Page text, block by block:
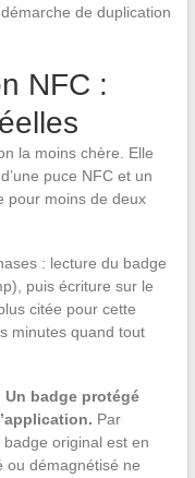
de duplication
NFC :
la moins chère. Elle
puce NFC et un
pour moins de deux
: lecture du badge
puis écriture sur le
citée pour cette
minutes quand tout
Un badge protégé
Par
original est en
ou démagnétisé ne